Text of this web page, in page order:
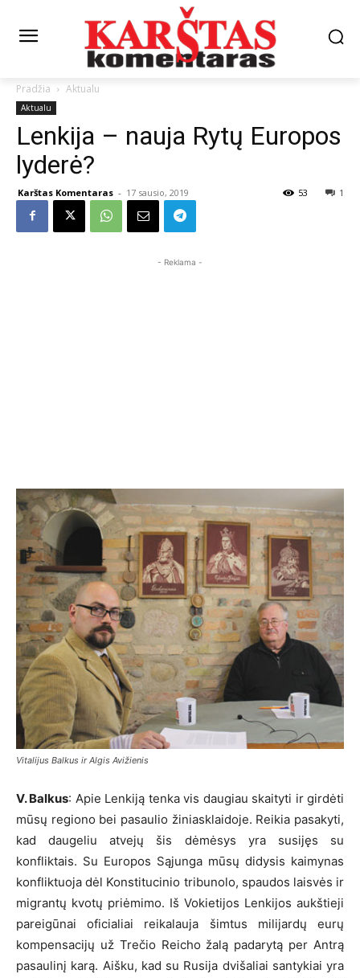
Pradžia Aktualu
Aktualu
Lenkija – nauja Rytų Europos
lyderė?
Karštas Komentaras - 17 sausio, 2019 1
53
- Reklama -
Vitalijus Balkus ir Algis Avižienis
V. Balkus: Apie Lenkiją tenka vis daugiau skaityti ir girdėti
mūsų regiono bei pasaulio žiniasklaidoje. Reikia pasakyti,
kad daugeliu atvejų šis dėmėsys yra susijęs su
konfliktais. Su Europos Sąjunga mūsų didysis kaimynas
konfliktuoja dėl Konstitucinio tribunolo, spaudos laisvės ir
migrantų kvotų priėmimo. Iš Vokietijos Lenkijos aukštieji
pareigūnai oficialiai reikalauja šimtus milijardų eurų
kompensacijų už Trečio Reicho žalą padarytą per Antrą
pasaulinį karą. Aišku, kad su Rusija dvišaliai santykiai yra